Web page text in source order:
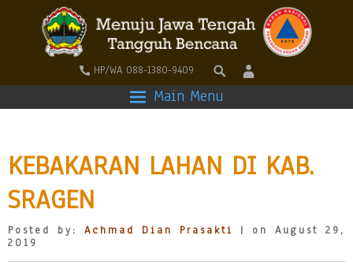
HP/WA 088-1380-9409
Main Menu
KEBAKARAN LAHAN DI KAB.
SRAGEN
Posted by: Achmad Dian Prasakti
| on August 29,
2019